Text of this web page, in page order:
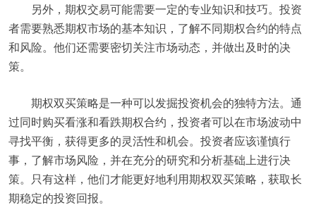
另外，期权交易可能需要一定的专业知识和技巧。投资
者需要熟悉期权市场的基本知识，了解不同期权合约的特点
和风险。他们还需要密切关注市场动态，并做出及时的决
策。
期权双买策略是一种可以发掘投资机会的独特方法。通
过同时购买看涨和看跌期权合约，投资者可以在市场波动中
寻找平衡，获得更多的灵活性和机会。投资者应该谨慎行
事，了解市场风险，并在充分的研究和分析基础上进行决
策。只有这样，他们才能更好地利用期权双买策略，获取长
期稳定的投资回报。